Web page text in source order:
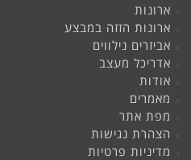
ארונות
ארונות הזזה במבצע
אביזרים נילווים
אדריכל מעצב
אודות
מאמרים
מפת אתר
הצהרת נגישות
מדיניות פרטיות